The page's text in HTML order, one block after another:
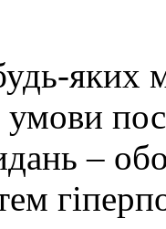
яких
умови
–